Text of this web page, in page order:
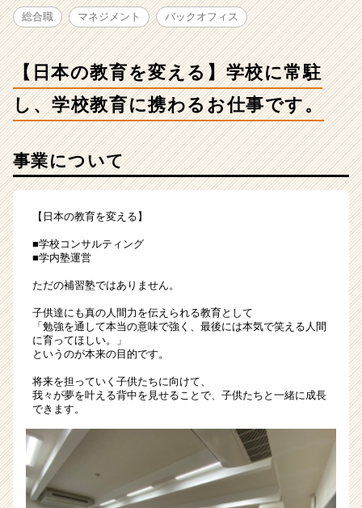
常
駐
校
教
育
る
お
仕
で
|
ン
チ
ャ
ー・
成
長
業
カ
総合職 マネジメント バックオフィス
【日本の教育を変える】学校に常駐
し、学校教育に携わるお仕事です。
事業について
【日本の教育を変える】
■学校コンサルティング
■学内塾運営
ただの補習塾ではありません。
子供達にも真の人間力を伝えられる教育として
「勉強を通して本当の意味で強く、最後には本気で笑える人間
に育ってほしい。」
というのが本来の目的です。
将来を担っていく子供たちに向けて、
我々が夢を叶える背中を見せることで、子供たちと一緒に成長
できます。